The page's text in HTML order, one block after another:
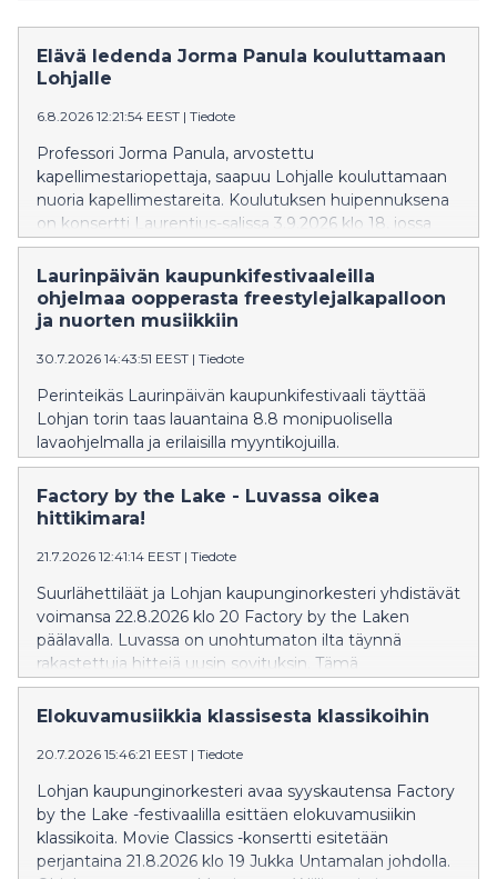
Elävä ledenda Jorma Panula kouluttamaan
Lohjalle
6.8.2026 12:21:54 EEST | Tiedote
Professori Jorma Panula, arvostettu
kapellimestariopettaja, saapuu Lohjalle kouluttamaan
nuoria kapellimestareita. Koulutuksen huipennuksena
on konsertti Laurentius-salissa 3.9.2026 klo 18, jossa
esitetään Beethovenin, Stravinskyn ja Haydnin teoksia.
Solistina Emil Holmström. Liput ennakkoon
NetTicketistä.
Laurinpäivän kaupunkifestivaaleilla
ohjelmaa oopperasta freestylejalkapalloon
ja nuorten musiikkiin
30.7.2026 14:43:51 EEST | Tiedote
Perinteikäs Laurinpäivän kaupunkifestivaali täyttää
Lohjan torin taas lauantaina 8.8 monipuolisella
lavaohjelmalla ja erilaisilla myyntikojuilla.
Factory by the Lake - Luvassa oikea
hittikimara!
21.7.2026 12:41:14 EEST | Tiedote
Suurlähettiläät ja Lohjan kaupunginorkesteri yhdistävät
voimansa 22.8.2026 klo 20 Factory by the Laken
päälavalla. Luvassa on unohtumaton ilta täynnä
rakastettuja hittejä uusin sovituksin. Tämä
ainutlaatuinen konsertti kutsuu yleisön laulamaan ja
tunnelmoimaan. Liput saatavilla NetTicket.fi-sivustolla.
Elokuvamusiikkia klassisesta klassikoihin
20.7.2026 15:46:21 EEST | Tiedote
Lohjan kaupunginorkesteri avaa syyskautensa Factory
by the Lake -festivaalilla esittäen elokuvamusiikin
klassikoita. Movie Classics -konsertti esitetään
perjantaina 21.8.2026 klo 19 Jukka Untamalan johdolla.